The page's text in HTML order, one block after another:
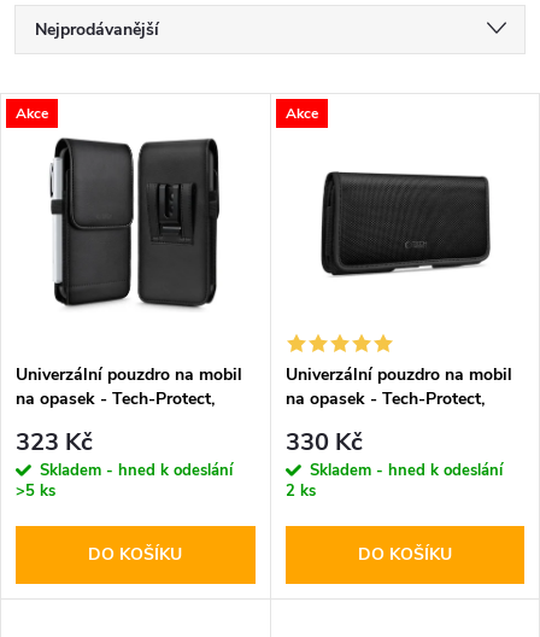
Ř
a
p
r
o
d
Nejprodávanější
Nejdražší
Abecedně
V
s
p
r
o
d
Akce
Univerzální pouzdro na mobil
na opasek - Tech-Protect,
323 Kč
Skladem - hned k odeslání
>5 ks
DO KOŠÍKU
Akce
Univerzální pouzdro na mobil
na opasek - Tech-Protect,
330 Kč
Skladem - hned k odeslání
2 ks
DO KOŠÍKU